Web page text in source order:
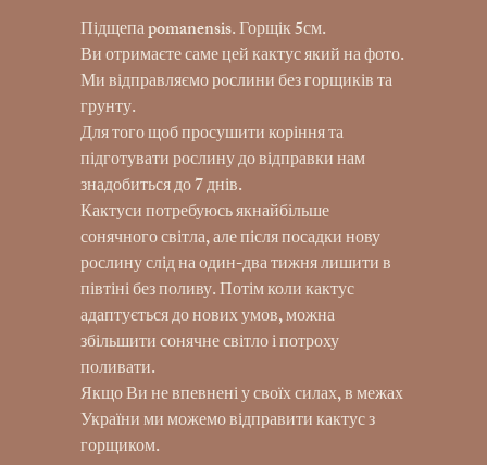
Підщепа pomanensis. Горщік 5см.
Ви отримаєте саме цей кактус який на фото.
Ми відправляємо рослини без горщиків та
грунту.
Для того щоб просушити коріння та
підготувати рослину до відправки нам
знадобиться до 7 днів.
Кактуси потребуюсь якнайбільше
сонячного світла, але після посадки нову
рослину слід на один-два тижня лишити в
півтіні без поливу. Потім коли кактус
адаптується до нових умов, можна
збільшити сонячне світло і потроху
поливати.
Якщо Ви не впевнені у своїх силах, в межах
України ми можемо відправити кактус з
горщиком.